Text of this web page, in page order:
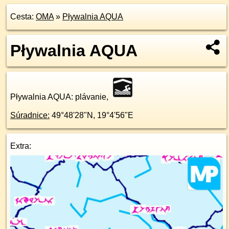
Cesta: OMA» Pływalnia AQUA
Pływalnia AQUA
Pływalnia AQUA: plávanie,
Súradnice: 49°48'28"N , 19°4'56"E
Extra: